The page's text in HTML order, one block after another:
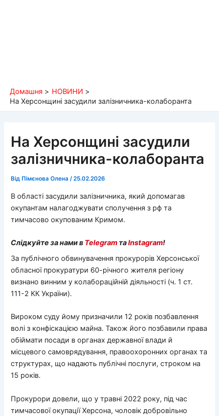
Домашня
НОВИНИ
На Херсонщині засудили залізничника-колаборанта
На Херсонщині засудили
залізничника-колаборанта
Від Пімєнова Олена/25.02.2026
В області засудили залізничника, який допомагав
окупантам налагоджувати сполучення з рф та
тимчасово окупованим Кримом.
Слідкуйте за нами в Telegram таInstagram!
За публічного обвинувачення прокурорів Херсонської
обласної прокуратури 60-річного жителя регіону
визнано винним у колабораційній діяльності (ч. 1 ст.
111-2 КК України).
Вироком суду йому призначили 12 років позбавлення
волі з конфіскацією майна. Також його позбавили права
обіймати посади в органах державної влади й
місцевого самоврядування, правоохоронних органах та
структурах, що надають публічні послуги, строком на
15 років.
Прокурори довели, що у травні 2022 року, під час
тимчасової окупації Херсона, чоловік добровільно